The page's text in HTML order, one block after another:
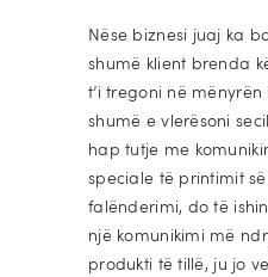
Nëse biznesi juaj ka
shumë klient brenda
t’i tregoni në
shumë e vlerësoni
hap tutje me
speciale të printimit
falënderimi, do të
një komunikimi më
produkti të tillë, ju jo